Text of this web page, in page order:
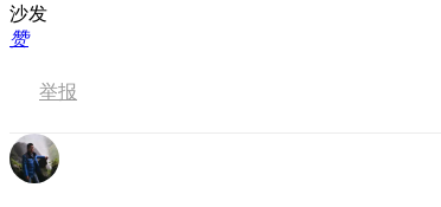
沙发
赞
举报